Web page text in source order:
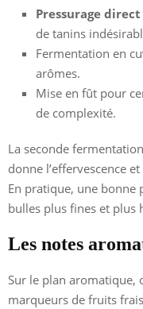
Pressurage direct
de tanins
Fermentation en
arômes.
Mise en fût pour
de complexité.
La seconde
donne l’effervescence
En pratique, une bonne
bulles plus fines et plus
Les notes
Sur le plan aromatique,
marqueurs de fruits